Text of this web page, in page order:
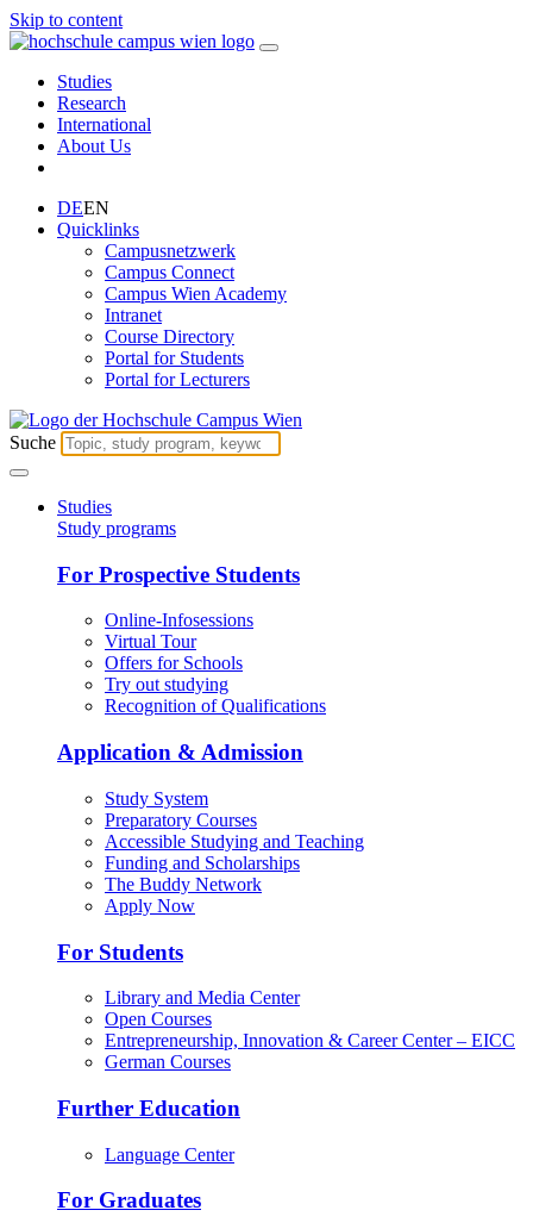
Skip to content
Studies
Research
International
About Us
DEEN
Quicklinks
Campusnetzwerk
Campus Connect
Campus Wien Academy
Intranet
Course Directory
Portal for Students
Portal for Lecturers
Suche
Studies
Study programs
For Prospective Students
Online-Infosessions
Virtual Tour
Offers for Schools
Try out studying
Recognition of Qualifications
Application & Admission
Study System
Preparatory Courses
Accessible Studying and Teaching
Funding and Scholarships
The Buddy Network
Apply Now
For Students
Library and Media Center
Open Courses
Entrepreneurship, Innovation & Career Center – EICC
German Courses
Further Education
Language Center
For Graduates